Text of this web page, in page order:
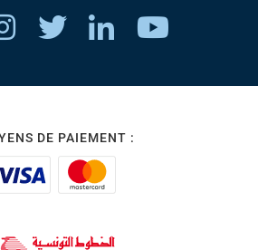
DE PAIEMENT :